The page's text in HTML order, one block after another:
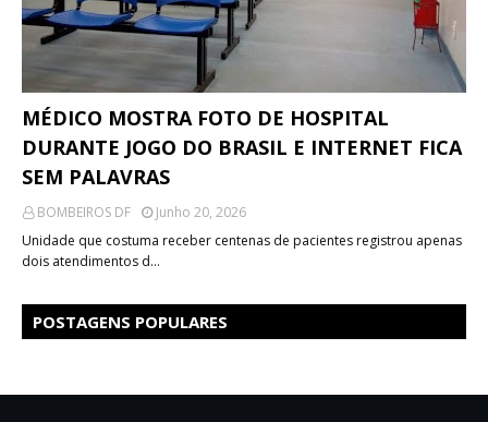
MÉDICO MOSTRA FOTO DE HOSPITAL
DURANTE JOGO DO BRASIL E INTERNET FICA
SEM PALAVRAS
BOMBEIROS DF
Junho 20, 2026
Unidade que costuma receber centenas de pacientes registrou apenas
dois atendimentos d…
POSTAGENS POPULARES